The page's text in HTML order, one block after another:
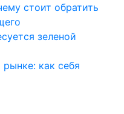
стоит обратить
зеленой
как себя